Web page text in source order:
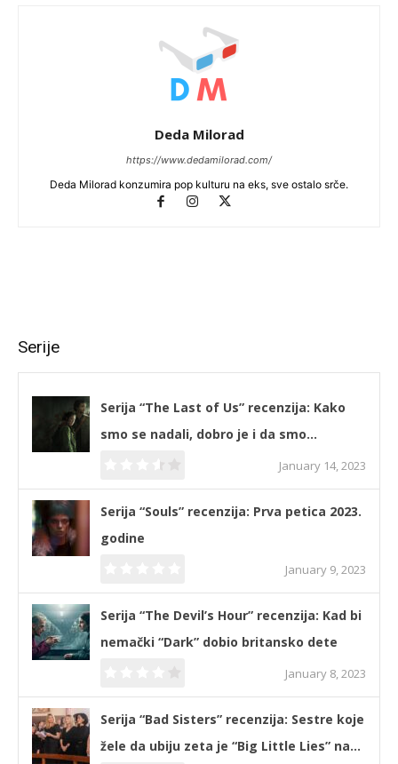
Deda Milorad
https://www.dedamilorad.com/
Deda Milorad konzumira pop kulturu na eks, sve ostalo srče.
Serije
Serija “The Last of Us” recenzija: Kako
smo se nadali, dobro je i da smo…
January 14, 2023
Serija “Souls” recenzija: Prva petica 2023.
godine
January 9, 2023
Serija “The Devil’s Hour” recenzija: Kad bi
nemački “Dark” dobio britansko dete
January 8, 2023
Serija “Bad Sisters” recenzija: Sestre koje
žele da ubiju zeta je “Big Little Lies” na…